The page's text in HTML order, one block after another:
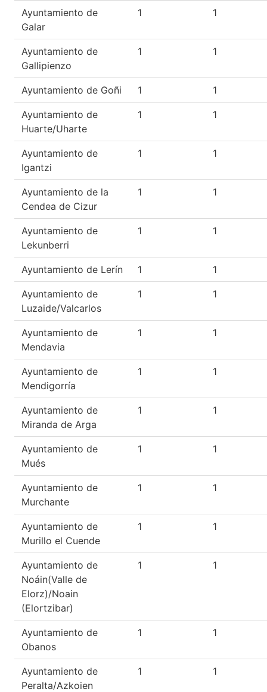
Ayuntamiento de
Galar
1 1
Ayuntamiento de
Gallipienzo
1 1
Ayuntamiento de Goñi 1 1
Ayuntamiento de
Huarte/Uharte
1 1
Ayuntamiento de
Igantzi
1 1
Ayuntamiento de la
Cendea de Cizur
1 1
Ayuntamiento de
Lekunberri
1 1
Ayuntamiento de Lerín 1 1
Ayuntamiento de
Luzaide/Valcarlos
1 1
Ayuntamiento de
Mendavia
1 1
Ayuntamiento de
Mendigorría
1 1
Ayuntamiento de
Miranda de Arga
1 1
Ayuntamiento de
Mués
1 1
Ayuntamiento de
Murchante
1 1
Ayuntamiento de
Murillo el Cuende
1 1
Ayuntamiento de
Noáin(Valle de
Elorz)/Noain
(Elortzibar)
1 1
Ayuntamiento de
Obanos
1 1
Ayuntamiento de
Peralta/Azkoien
1 1